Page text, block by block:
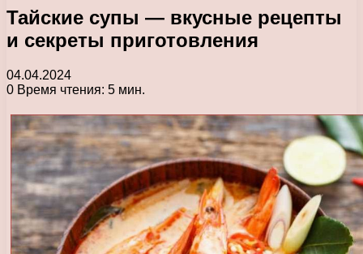
Тайские супы — вкусные рецепты
и секреты приготовления
04.04.2024
0 Время чтения: 5 мин.